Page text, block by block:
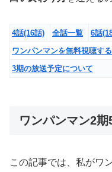
4話(16話) 全話一覧 6話
ワンパンマンを無料視聴す
3期の放送予定について
ワンパンマン2
この記事では、私がワ